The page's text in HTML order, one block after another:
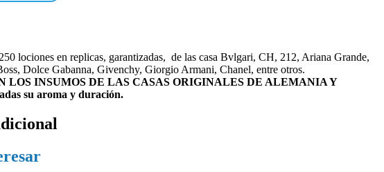
lociones en replicas, garantizadas, de las casa Bvlgari, CH, 212, Ariana Grande,
Dolce Gabanna, Givenchy, Giorgio Armani, Chanel, entre otros.
LOS INSUMOS DE LAS CASAS ORIGINALES DE ALEMANIA Y
su aroma y duración.